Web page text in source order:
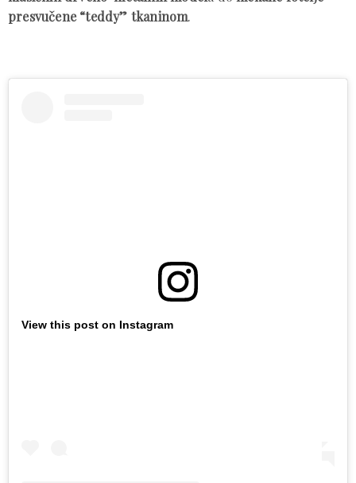
presvučene “teddy” tkaninom.
View this post on Instagram